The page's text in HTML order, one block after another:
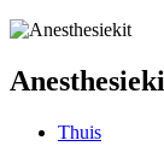
Thuis